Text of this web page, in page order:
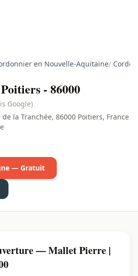
en Nouvelle-Aquitaine/
- 86000
Google)
la Tranchée, 86000 Poitiers, France
— Gratuit
— Mallet Pierre |